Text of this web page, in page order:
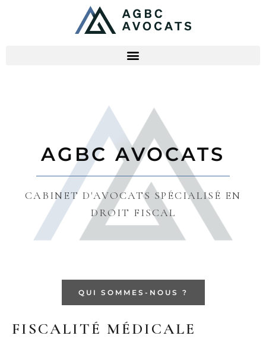
AGBC AVOCATS
CABINET D'AVOCATS SPÉCIALISÉ EN
DROIT FISCAL
QUI SOMMES-NOUS ?
FISCALITÉ MÉDICALE